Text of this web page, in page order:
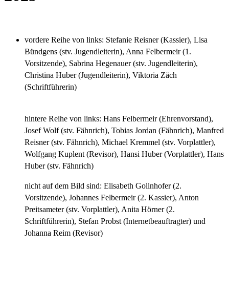
vordere Reihe von links: Stefanie Reisner (Kassier), Lisa
Bündgens (stv. Jugendleiterin), Anna Felbermeir (1.
Vorsitzende), Sabrina Hegenauer (stv. Jugendleiterin),
Christina Huber (Jugendleiterin), Viktoria Zäch
(Schriftführerin)
hintere Reihe von links: Hans Felbermeir (Ehrenvorstand),
Josef Wolf (stv. Fähnrich), Tobias Jordan (Fähnrich), Manfred
Reisner (stv. Fähnrich), Michael Kremmel (stv. Vorplattler),
Wolfgang Kuplent (Revisor), Hansi Huber (Vorplattler), Hans
Huber (stv. Fähnrich)
nicht auf dem Bild sind: Elisabeth Gollnhofer (2.
Vorsitzende), Johannes Felbermeir (2. Kassier), Anton
Preitsameter (stv. Vorplattler), Anita Hörner (2.
Schriftführerin), Stefan Probst (Internetbeauftragter) und
Johanna Reim (Revisor)